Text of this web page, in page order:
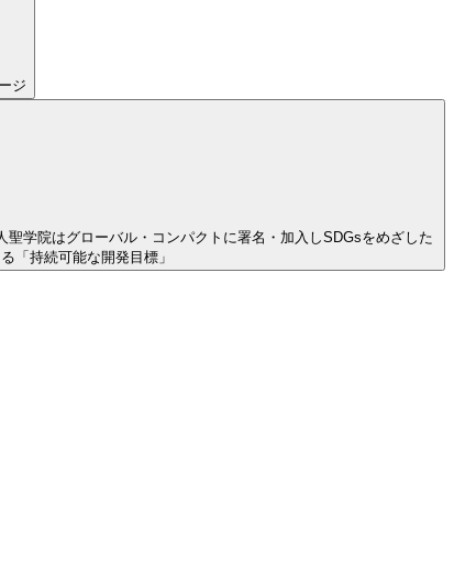
ジ
聖学院はグローバル・コンパクトに署名・加入しSDGsをめざした
「持続可能な開発目標」